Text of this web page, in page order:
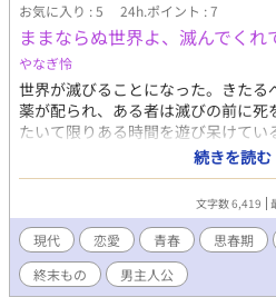
お気に入り : 5 24h.ポイント : 7
ままならぬ世界よ、滅んでくれ
やなぎ怜
世界が滅びることになった。きたる
薬が配られ、ある者は滅びの前に死
たいて限りある時間を遊び呆けてい
概ね秩序は保たれていた。そんな中
る。居場所がないくせに、律儀に
会うために。そして紙村はある日
した。
続きを読む
文字数 6,419
現代 恋愛 青春 思春期
終末もの
男主人公